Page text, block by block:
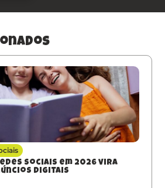
sociais em 2026 vira
digitais